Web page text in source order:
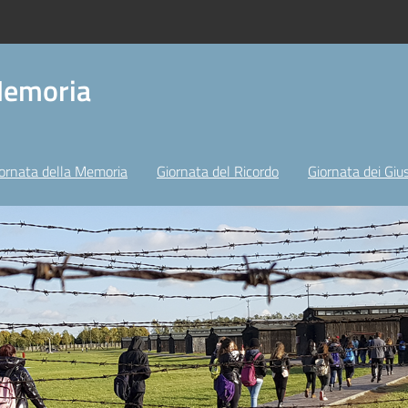
della Memoria Giornata del Ricordo Giornata dei